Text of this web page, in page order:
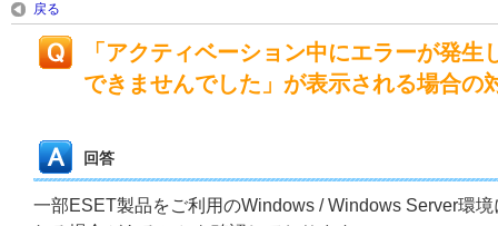
戻る
「アクティベーション中にエラーが発
できませんでした」が表示される場合の
回答
一部ESET製品をご利用のWindows / Windows Server環